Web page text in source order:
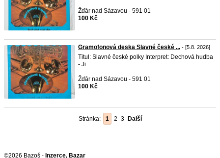
Žďár nad Sázavou - 591 01
100 Kč
Gramofonová deska Slavné české ... - [5.8. 2026]
Titul: Slavné české polky Interpret: Dechová hudba
- Ji ...
Žďár nad Sázavou - 591 01
100 Kč
Stránka: 1 2 3 Další
©2026 Bazoš - Inzerce, Bazar